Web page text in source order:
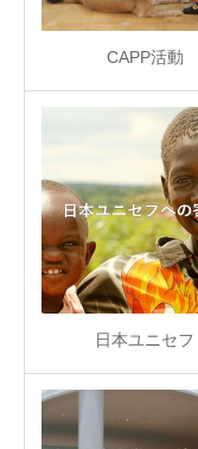
CAPP活動
日本ユニセフ